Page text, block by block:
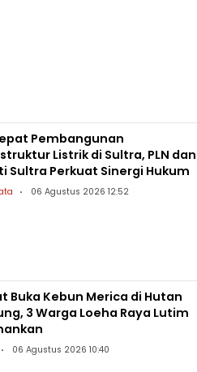
Pembangunan
Listrik di Sultra, PLN dan
Sultra Perkuat Sinergi Hukum
06 Agustus 2026 12:52
Buka Kebun Merica di Hutan
3 Warga Loeha Raya Lutim
06 Agustus 2026 10:40